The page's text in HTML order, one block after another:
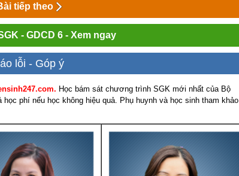
tiếp theo
- GDCD 6 - Xem ngay
lỗi - Góp ý
Học bám sát chương trình SGK mới nhất của Bộ
phí nếu học không hiệu quả. Phụ huynh và học sinh tham khảo